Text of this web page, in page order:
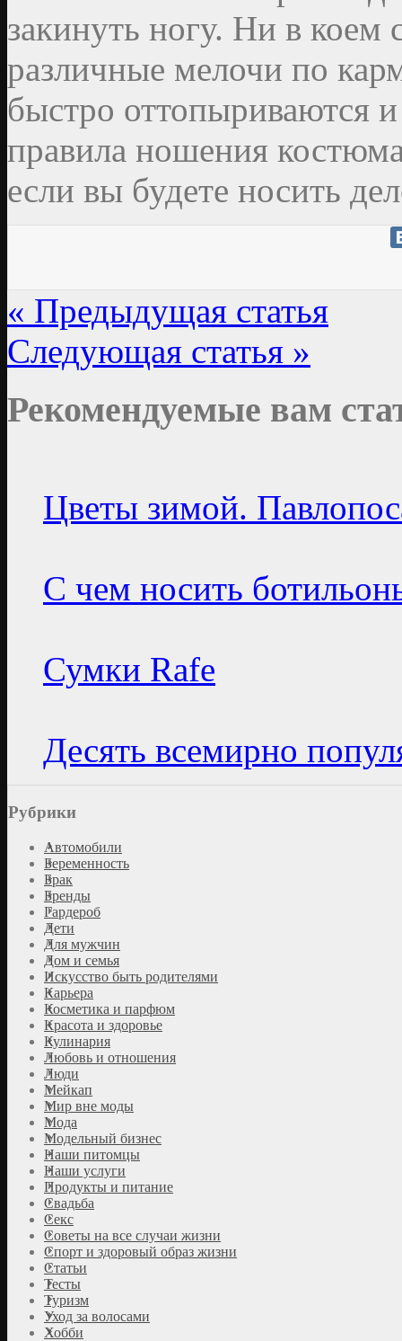
закинуть ногу. Ни в коем
различные мелочи по
быстро оттопыриваются
правила ношения
если вы будете носить
« Предыдущая статья
Следующая статья »
Рекомендуемые вам
Цветы зимой.
С чем носить
Сумки Rafe
Десять всемирно
Рубрики
Автомобили
Беременность
Брак
Бренды
Гардероб
Дети
Для мужчин
Дом и семья
Искусство быть родителями
Карьера
Косметика и парфюм
Красота и здоровье
Кулинария
Любовь и отношения
Люди
Мейкап
Мир вне моды
Мода
Модельный бизнес
Наши питомцы
Наши услуги
Продукты и питание
Свадьба
Секс
Советы на все случаи жизни
Спорт и здоровый образ жизни
Статьи
Тесты
Туризм
Уход за волосами
Хобби